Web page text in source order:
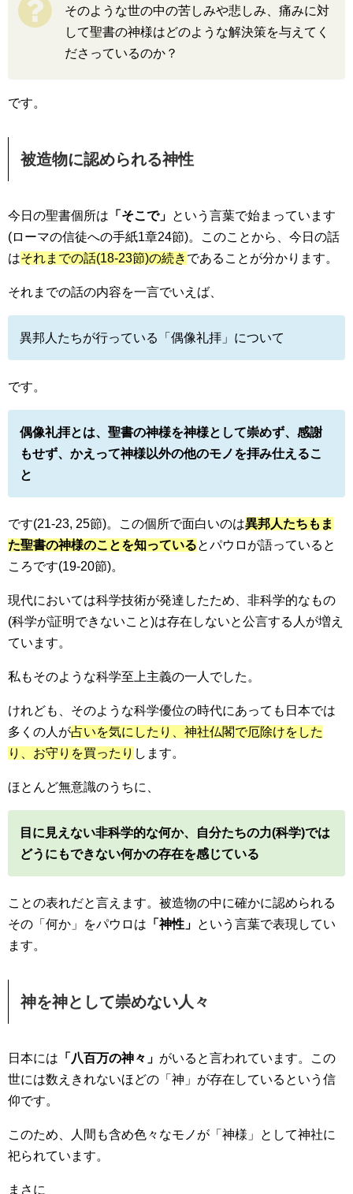
そのような世の中の苦しみや悲しみ、痛みに対
して聖書の神様はどのような解決策を与えてく
ださっているのか？
です。
被造物に認められる神性
今日の聖書個所は 「そこで」 という言葉で始まっています
(ローマの信徒への手紙1章24節)。このことから、今日の話
はそれまでの話(18-23節)の続き であることが分かります。
それまでの話の内容を一言でいえば、
異邦人たちが行っている「偶像礼拝」について
です。
偶像礼拝とは、聖書の神様を神様として崇めず、感謝
もせず、かえって神様以外の他のモノを拝み仕えるこ
と
です(21-23, 25節)。この個所で面白いのは異邦人たちもま
た聖書の神様のことを知っているとパウロが語っていると
ころです(19-20節)。
現代においては科学技術が発達したため、非科学的なもの
(科学が証明できないこと)は存在しないと公言する人が増え
ています。
私もそのような科学至上主義の一人でした。
けれども、そのような科学優位の時代にあっても日本では
多くの人が占いを気にしたり、神社仏閣で厄除けをした
り、お守りを買ったり します。
ほとんど無意識のうちに、
目に見えない非科学的な何か、自分たちの力(科学)では
どうにもできない何かの存在を感じている
ことの表れだと言えます。被造物の中に確かに認められる
その「何か」をパウロは 「神性」 という言葉で表現してい
ます。
神を神として崇めない人々
日本には 「八百万の神々」 がいると言われています。この
世には数えきれないほどの「神」が存在しているという信
仰です。
このため、人間も含め色々なモノが「神様」として神社に
祀られています。
まさに